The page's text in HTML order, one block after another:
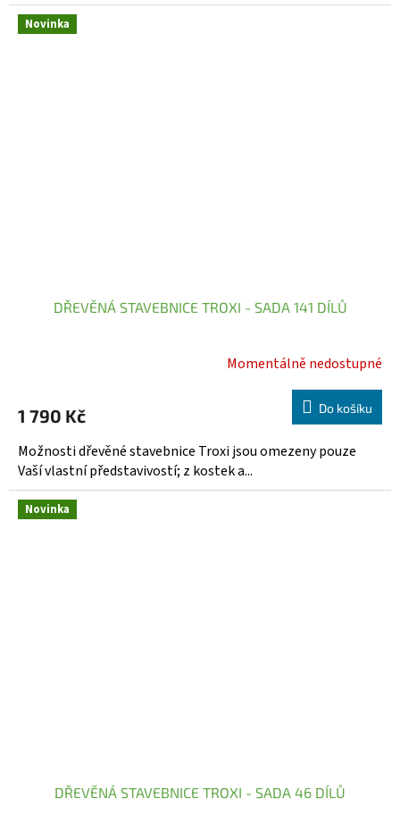
Novinka
DŘEVĚNÁ STAVEBNICE TROXI - SADA 141 DÍLŮ
Momentálně nedostupné
1 790 Kč Do košíku
Možnosti dřevěné stavebnice Troxi jsou omezeny pouze
Vaší vlastní představivostí; z kostek a...
Novinka
DŘEVĚNÁ STAVEBNICE TROXI - SADA 46 DÍLŮ